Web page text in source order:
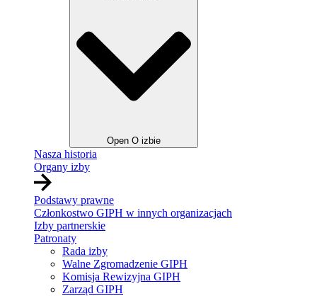
Open O izbie
Nasza historia
Organy izby
Podstawy prawne
Członkostwo GIPH w innych organizacjach
Izby partnerskie
Patronaty
Rada izby
Walne Zgromadzenie GIPH
Komisja Rewizyjna GIPH
Zarząd GIPH